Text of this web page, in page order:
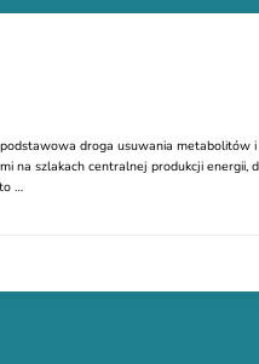
droga usuwania metabolitów
na szlakach centralnej produkcji energii,
…